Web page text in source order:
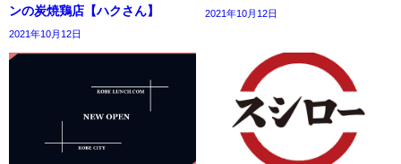
ンの炭焼鶏店【ハクさん】
2021年10月12日
2021年10月12日